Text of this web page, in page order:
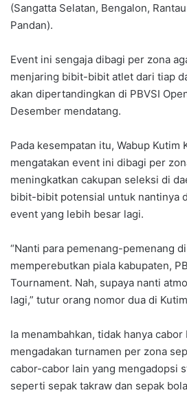
(Sangatta Selatan, Bengalon,
Pandan).
Event ini sengaja dibagi per zona
menjaring bibit-bibit atlet dari tiap
akan dipertandingkan di PBVSI
Desember mendatang.
Pada kesempatan itu, Wabup Kutim
mengatakan event ini dibagi per
meningkatkan cakupan seleksi di
bibit-bibit potensial untuk nantinya
event yang lebih besar lagi.
“Nanti para pemenang-pemenang
memperebutkan piala kabupaten,
Tournament. Nah, supaya nanti
lagi,” tutur orang nomor dua di
Ia menambahkan, tidak hanya
mengadakan turnamen per zona
cabor-cabor lain yang mengadopsi
seperti sepak takraw dan sepak